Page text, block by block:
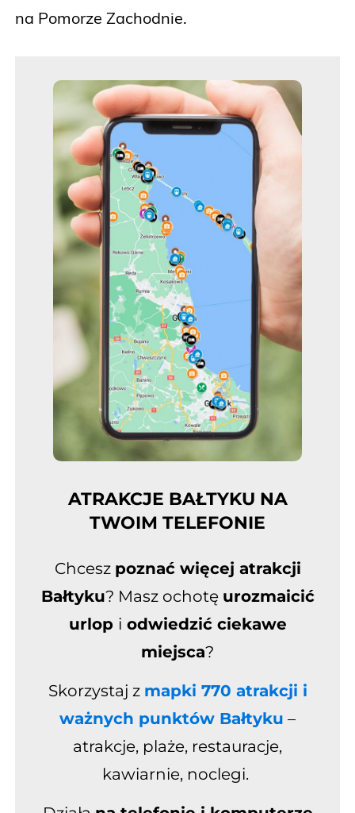
na Pomorze Zachodnie.
ATRAKCJE BAŁTYKU NA
TWOIM TELEFONIE
Chcesz poznać więcej atrakcji
Bałtyku? Masz ochotę urozmaicić
urlop i odwiedzić ciekawe
miejsca?
Skorzystaj z mapki 770 atrakcji i
ważnych punktów Bałtyku –
atrakcje, plaże, restauracje,
kawiarnie, noclegi.